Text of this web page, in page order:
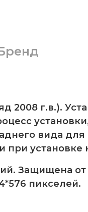
2008 г.в.).
вида
при установке
Защищена
пикселей.